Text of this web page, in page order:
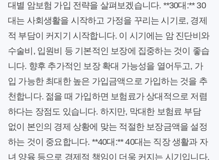
대별 암보험 가입 전략을 살펴보겠습니다. **30대:** 30
대는 사회생활을 시작하고 가정을 꾸리는 시기로, 경제
적 부담이 커지기 시작합니다. 이 시기에는 암 진단비와
수술비, 입원비 등 기본적인 보장에 집중하는 것이 좋습
니다. 향후 추가적인 보장 확대 가능성을 열어두고, 가
입 가능한 최대한 높은 가입금액으로 가입하는 것을 추
천합니다. 젊을 때 가입하면 보험료가 상대적으로 저렴
하다는 장점도 있습니다. 하지만, 막대한 보험료 부담
없이 본인의 경제 상황에 맞는 적절한 보장금액을 설정
하는 것이 중요합니다. **40대:** 40대는 직장 생활과 자
녀 양육 등으로 경제적 책임이 더욱 커지는 시기입니다.